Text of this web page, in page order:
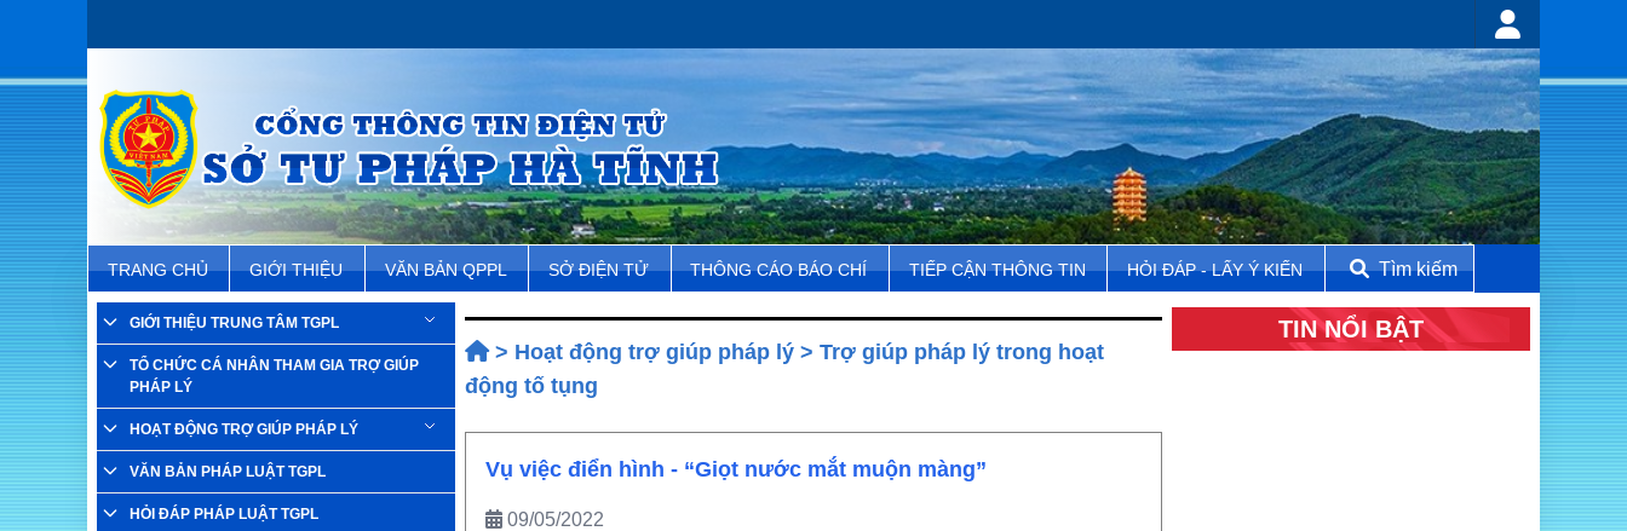
TRANG CHỦ GIỚI THIỆU VĂN BẢN QPPL SỞ ĐIỆN TỬ THÔNG CÁO BÁO CHÍ TIẾP CẬN THÔNG TIN HỎI ĐÁP - LẤY Ý KIẾN Tìm kiếm
GIỚI THIỆU TRUNG TÂM TGPL
TỔ CHỨC CÁ NHÂN THAM GIA TRỢ GIÚP
PHÁP LÝ
HOẠT ĐỘNG TRỢ GIÚP PHÁP LÝ
VĂN BẢN PHÁP LUẬT TGPL
HỎI ĐÁP PHÁP LUẬT TGPL
> Hoạt động trợ giúp pháp lý > Trợ giúp pháp lý trong hoạt
động tố tụng
Vụ việc điển hình - “Giọt nước mắt muộn màng”
09/05/2022
TIN NỔI BẬT